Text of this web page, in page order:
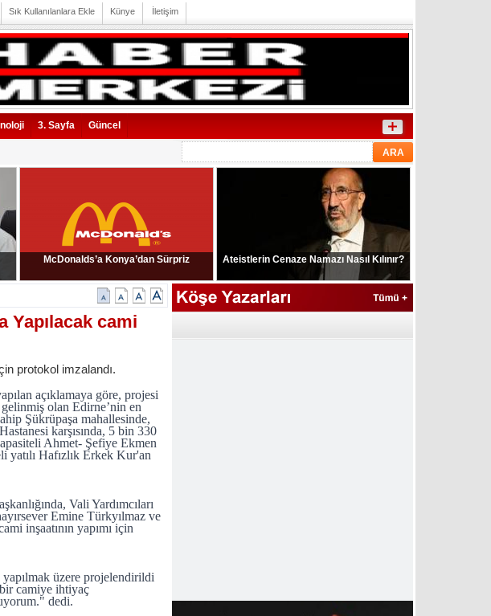
Sık Kullanılanlara Ekle Künye İletişim
3. Sayfa Güncel
McDonalds’a Konya’dan Sürpriz Ateistlerin Cenaze Namazı Nasıl Kılınır?
Yapılacak cami
protokol imzalandı.
açıklamaya göre, projesi
gelinmiş olan Edirne’nin en
Şükrüpaşa mahallesinde,
karşısında, 5 bin 330
Ahmet- Şefiye Ekmen
yatılı Hafızlık Erkek Kur'an
Vali Yardımcıları
Emine Türkyılmaz ve
inşaatının yapımı için
üzere projelendirildi
camiye ihtiyaç
dedi.